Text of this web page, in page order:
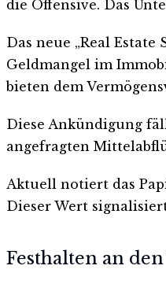
die Offensive. Das
Das neue „Real
Geldmangel im
bieten dem
Diese Ankündigung
angefragten
Aktuell notiert das
Dieser Wert
Festhalten an